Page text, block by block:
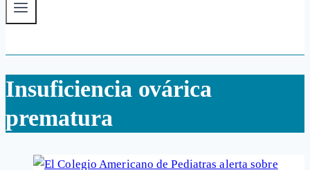
Insuficiencia ovárica
prematura